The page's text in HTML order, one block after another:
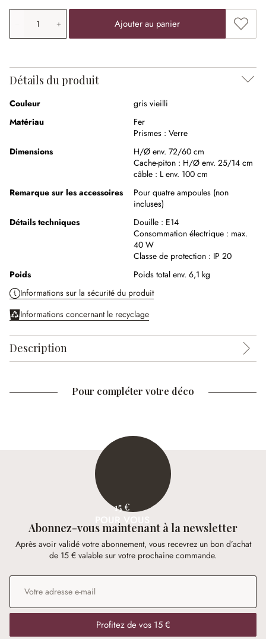
Quantité de produit: saisissez la valeur souhaitée ou
Ajouter au panier
Détails du produit
Couleur
gris vieilli
Matériau
Fer
Prismes : Verre
Dimensions
H/Ø env. 72/60 cm
Cache-piton : H/Ø env. 25/14 cm
câble : L env. 100 cm
Remarque sur les accessoires
Pour quatre ampoules (non
incluses)
Détails techniques
Douille : E14
Consommation électrique : max.
40 W
Classe de protection : IP 20
Poids
Poids total env. 6,1 kg
Informations sur la sécurité du produit
Informations concernant le recyclage
Description
Pour compléter votre déco
15 €
POUR VOUS
Abonnez-vous maintenant à la newsletter
Après avoir validé votre abonnement, vous recevrez un bon d’achat
de 15 € valable sur votre prochaine commande.
Adresse e-mail
Profitez de vos 15 €